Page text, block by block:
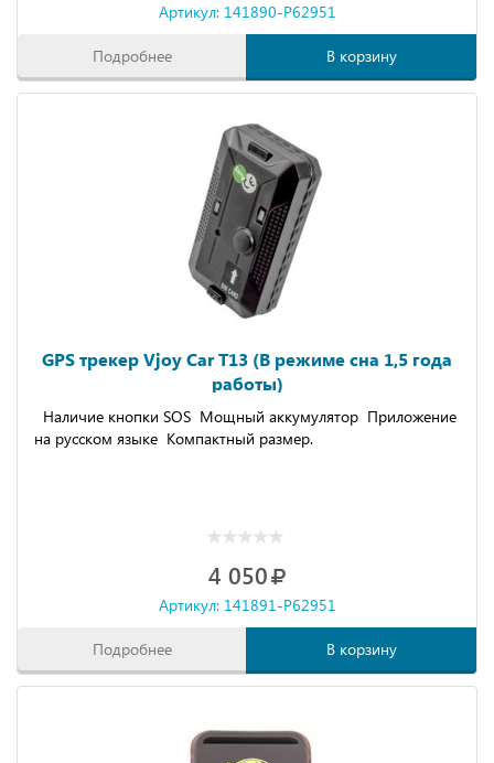
Артикул: 141890-P62951
Подробнее В корзину
GPS трекер Vjoy Car T13 (В режиме сна 1,5 года
работы)
Наличие кнопки SOS Мощный аккумулятор Приложение
на русском языке Компактный размер.
4 050
Артикул: 141891-P62951
Подробнее В корзину